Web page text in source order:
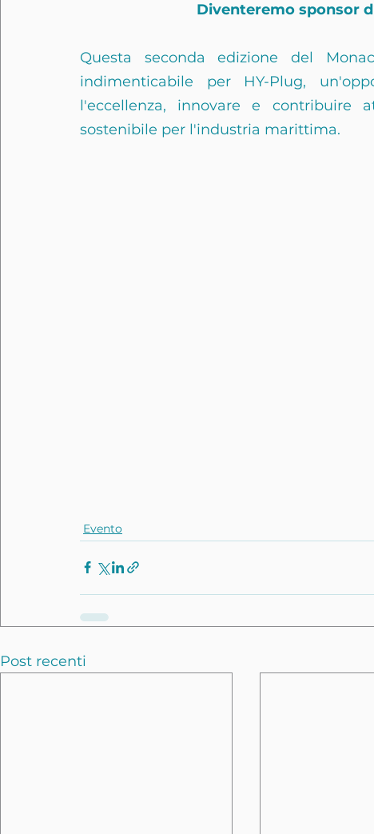
Diventeremo sponsor
Questa seconda edizione del
indimenticabile per HY-Plug,
l'eccellenza, innovare e
sostenibile per l'industria marittima.
Evento
Post recenti